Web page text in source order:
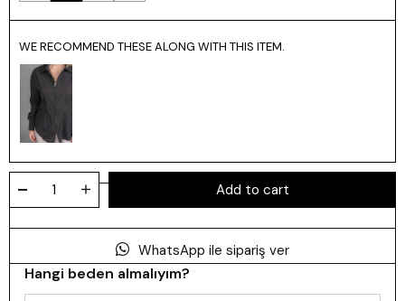
WE RECOMMEND THESE ALONG WITH THIS ITEM.
WhatsApp ile sipariş ver
Hangi beden almalıyım?